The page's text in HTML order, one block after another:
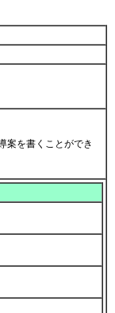
案を書くことができ